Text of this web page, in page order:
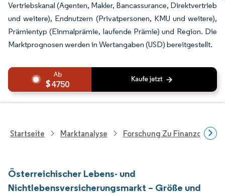
Vertriebskanal (Agenten, Makler, Bancassurance, Direktvertrieb
und weitere), Endnutzern (Privatpersonen, KMU und weitere),
Prämientyp (Einmalprämie, laufende Prämie) und Region. Die
Marktprognosen werden in Wertangaben (USD) bereitgestellt.
4750
Startseite Marktanalyse Forschung Zu
Österreichischer Lebens- und
Nichtlebensversicherungsmarkt – Größe und